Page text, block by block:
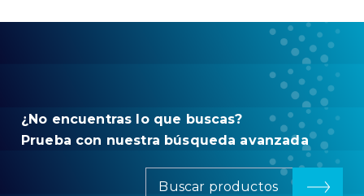
¿No encuentras lo que buscas?
Prueba con nuestra búsqueda avanzada
Buscar productos